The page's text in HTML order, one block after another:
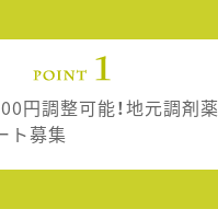
円調整可能！地元調剤薬
ト募集